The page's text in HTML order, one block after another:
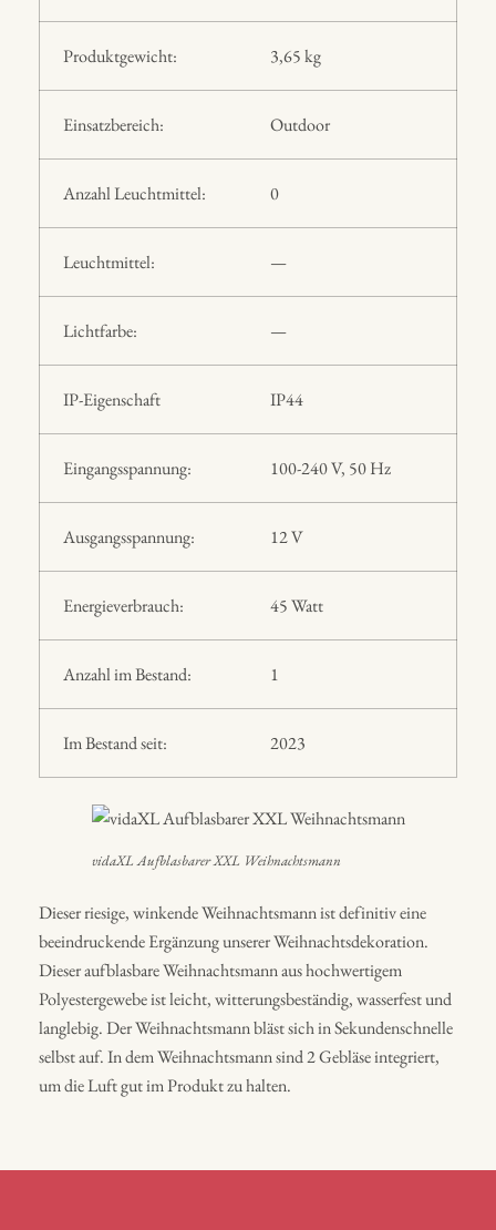
Produktgewicht: 3,65 kg
Einsatzbereich: Outdoor
Anzahl Leuchtmittel: 0
Leuchtmittel: —
Lichtfarbe: —
IP-Eigenschaft IP44
Eingangsspannung: 100-240 V, 50 Hz
Ausgangsspannung: 12 V
Energieverbrauch: 45 Watt
Anzahl im Bestand: 1
Im Bestand seit: 2023
vidaXL Aufblasbarer XXL Weihnachtsmann
Dieser riesige, winkende Weihnachtsmann ist definitiv eine
beeindruckende Ergänzung unserer Weihnachtsdekoration.
Dieser aufblasbare Weihnachtsmann aus hochwertigem
Polyestergewebe ist leicht, witterungsbeständig, wasserfest und
langlebig. Der Weihnachtsmann bläst sich in Sekundenschnelle
selbst auf. In dem Weihnachtsmann sind 2 Gebläse integriert,
um die Luft gut im Produkt zu halten.